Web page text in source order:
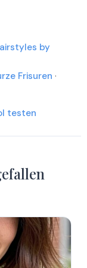
by
Frisuren ·
testen